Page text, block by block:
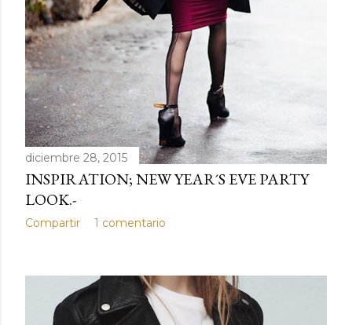
diciembre 28, 2015
INSPIRATION; NEW YEAR´S EVE PARTY
LOOK.-
Compartir 1 comentario